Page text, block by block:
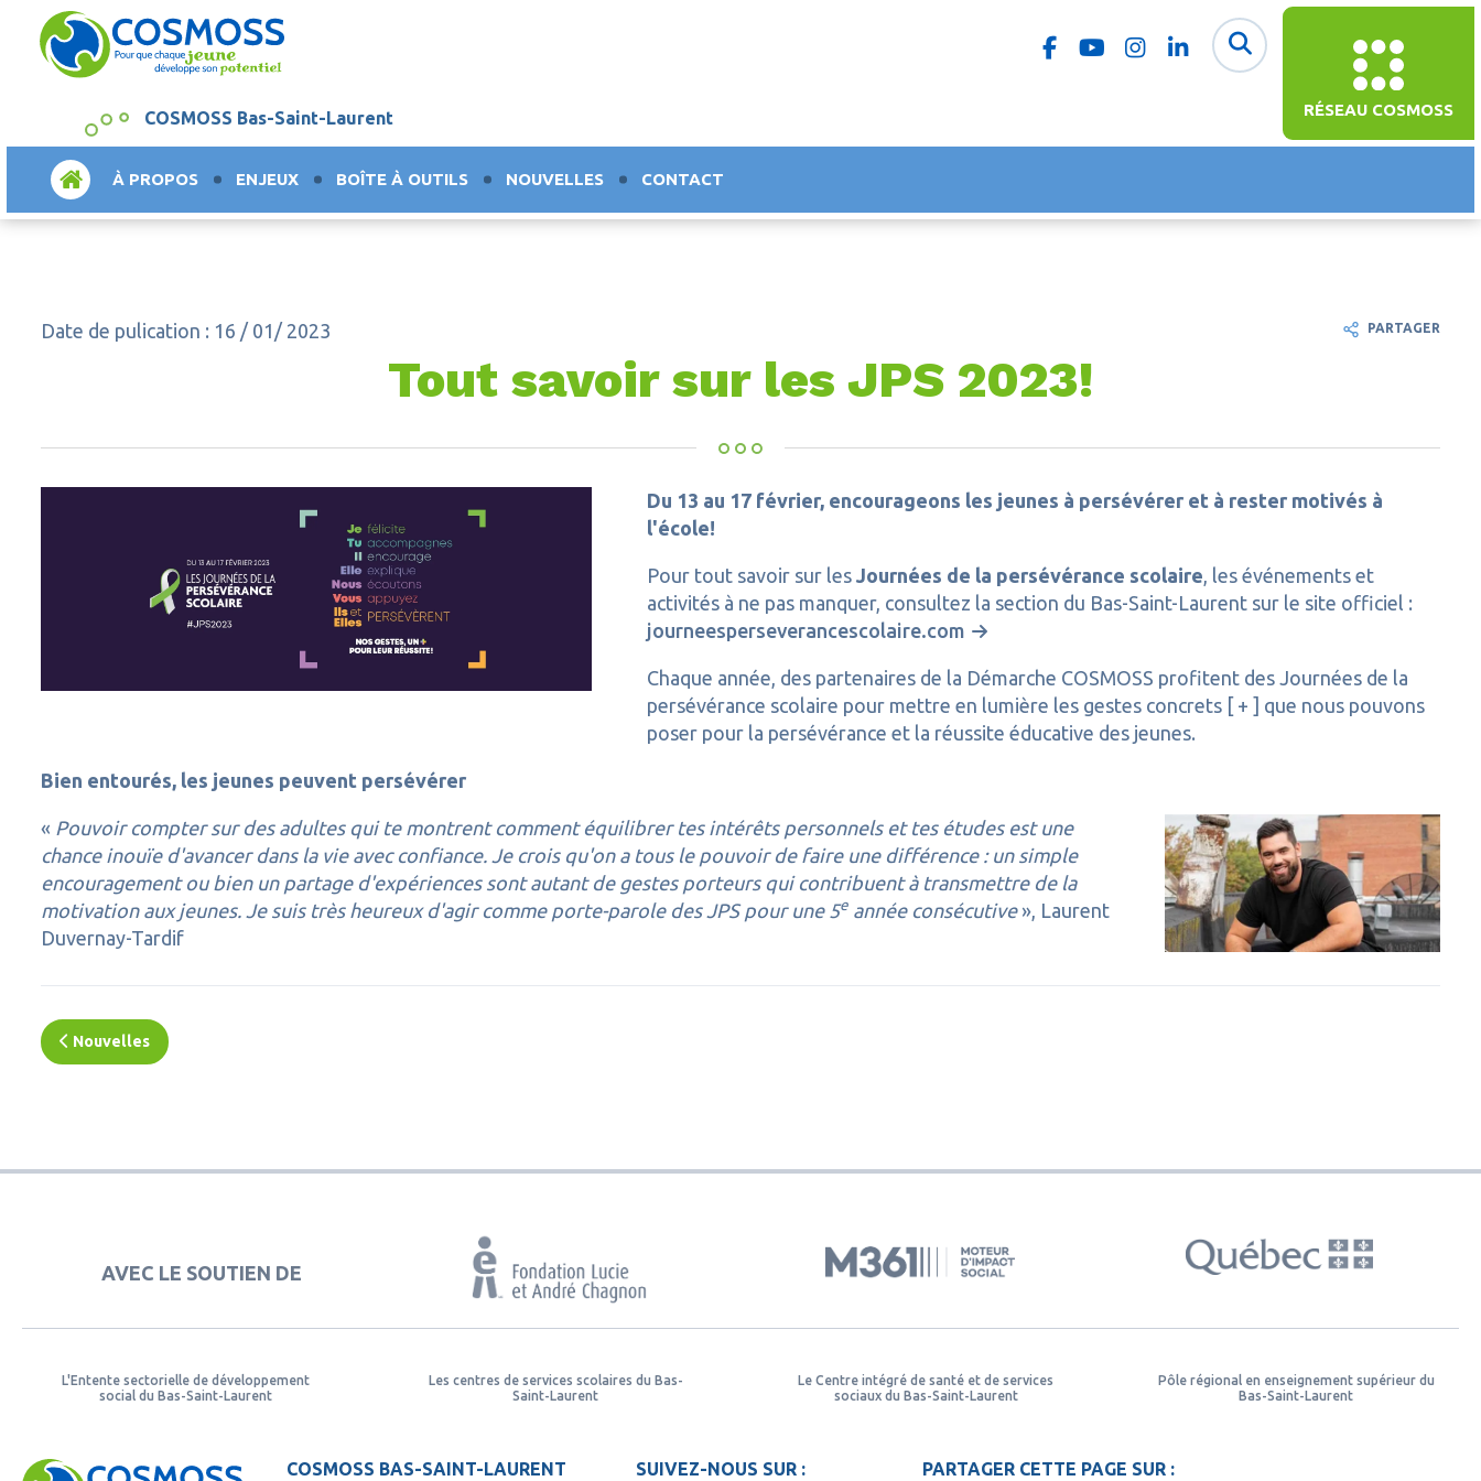
RÉSEAU COSMOSS
COSMOSS Bas-Saint-Laurent
ACCUEILÀ PROPOS ENJEUX BOÎTE À OUTILS NOUVELLES CONTACT
Date de pulication : 16 / 01/ 2023
Tout savoir sur les JPS 2023!
Du 13 au 17 février, encourageons les jeunes à persévérer et à rester motivés à
l'école!
Pour tout savoir sur les Journées de la persévérance scolaire, les événements et
activités à ne pas manquer, consultez la section du Bas-Saint-Laurent sur le site officiel :
journeesperseverancescolaire.com
Chaque année, des partenaires de la Démarche COSMOSS profitent des Journées de la
persévérance scolaire pour mettre en lumière les gestes concrets [ + ] que nous pouvons
poser pour la persévérance et la réussite éducative des jeunes.
Bien entourés, les jeunes peuvent persévérer
« Pouvoir compter sur des adultes qui te montrent comment équilibrer tes intérêts personnels et tes études est une
chance inouïe d'avancer dans la vie avec confiance. Je crois qu'on a tous le pouvoir de faire une différence : un simple
encouragement ou bien un partage d'expériences sont autant de gestes porteurs qui contribuent à transmettre de la
motivation aux jeunes. Je suis très heureux d'agir comme porte-parole des JPS pour une 5e année consécutive», Laurent
Duvernay-Tardif
Nouvelles
PARTAGER
AVEC LE SOUTIEN DE
L'Entente sectorielle de développement
social du Bas-Saint-Laurent
Les centres de services scolaires du Bas-
Saint-Laurent
Le Centre intégré de santé et de services
sociaux du Bas-Saint-Laurent
Pôle régional en enseignement supérieur du
Bas-Saint-Laurent
COSMOSS BAS-SAINT-LAURENT SUIVEZ-NOUS SUR : PARTAGER CETTE PAGE SUR :